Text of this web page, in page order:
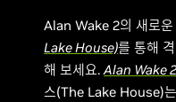
Alan Wake 2의 새로운
Lake House)를 통해
해 보세요.Alan Wake 2
스(The Lake House)